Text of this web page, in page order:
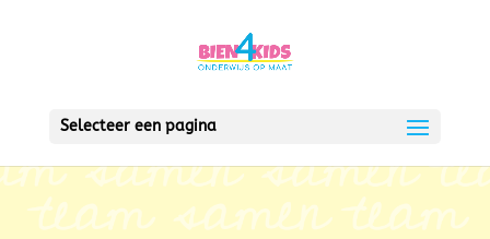
Selecteer een pagina